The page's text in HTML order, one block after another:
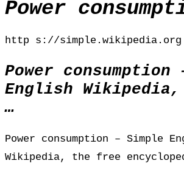
Power
http s://
Power consumption
English
…
Power consumption – Simple
Wikipedia, the free